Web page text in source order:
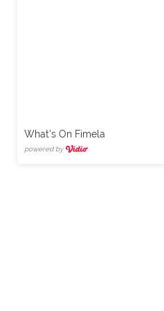
What's On Fimela
powered by